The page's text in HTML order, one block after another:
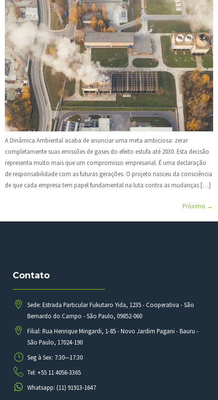
A Dinâmica Ambiental acaba de anunciar uma meta ambiciosa: zerar
completamente suas emissões de gases do efeito estufa até 2030. Esta decisão
representa muito mais que um compromisso empresarial. É uma declaração
de responsabilidade com as futuras gerações. O projeto nasceu da consciência
de que cada empresa tem papel fundamental na luta contra as mudanças […]
Próximo →
Contato
Sede: Estrada Particular Fukutaro Yida, 1235 - Cooperativa - São
Bernardo do Campo - São Paulo, 09852-060
Filial: Rua Henrique Mingardi, 1-85 - Novo Jardim Pagani - Bauru -
São Paulo, 17024-190
Seg à Sex: 7:30—17:30
Tel: +55 11 4056-3365
Whatsapp: (11) 91913-1647